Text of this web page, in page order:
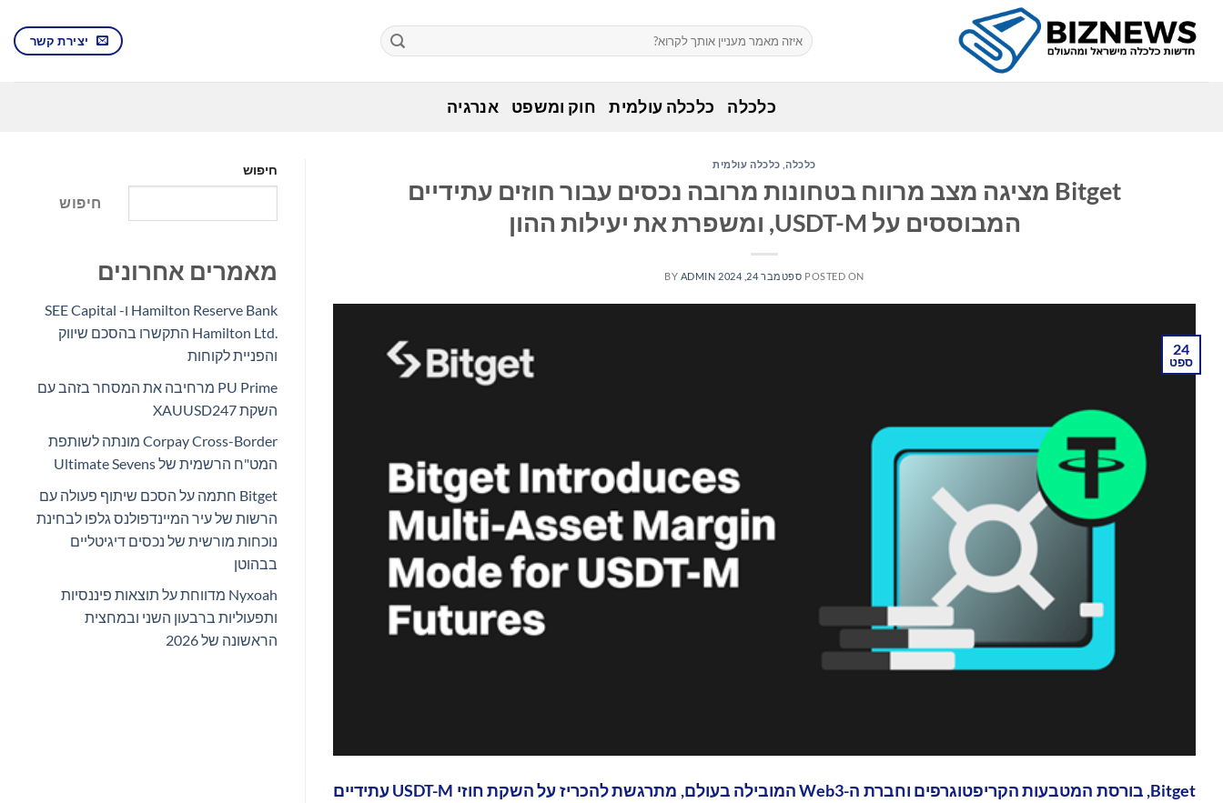
content
יצירת קשר
כלכלה כלכלה עולמית חוק ומשפט אנרגיה
כלכלה, כלכלה עולמית
Bitget מציגה מצב מרווח בטחונות מרובה נכסים עבור חוזים עתידיים
המבוססים על USDT-M, ומשפרת את יעילות ההון
POSTED ON ספטמבר 24, 2024 BY ADMIN
24
ספט
Bitget, בורסת המטבעות הקריפטוגרפים וחברת ה-Web3 המובילה בעולם, מתרגשת להכריז על השקת חוזי USDT-M עתידיים
חיפוש
חיפוש
מאמרים אחרונים
Hamilton Reserve Bank ו- SEE Capital
Hamilton Ltd.‎ התקשרו בהסכם שיווק
והפניית לקוחות
PU Prime מרחיבה את המסחר בזהב עם
השקת XAUUSD247
Corpay Cross-Border מונתה לשותפת
המט"ח הרשמית של Ultimate Sevens
Bitget חתמה על הסכם שיתוף פעולה עם
הרשות של עיר המיינדפולנס גלפו לבחינת
נוכחות מורשית של נכסים דיגיטליים
בבהוטן
Nyxoah מדווחת על תוצאות פיננסיות
ותפעוליות ברבעון השני ובמחצית
הראשונה של 2026